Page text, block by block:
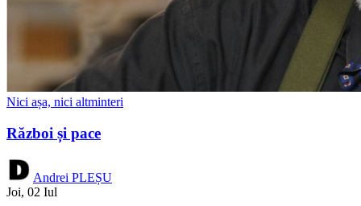
Nici așa, nici altminteri
Război și pace
Andrei PLEȘU
Joi, 02 Iul